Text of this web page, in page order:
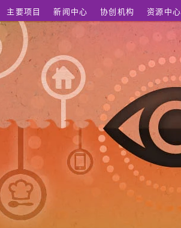
主要项目 新闻中心 协创机构 资源中心